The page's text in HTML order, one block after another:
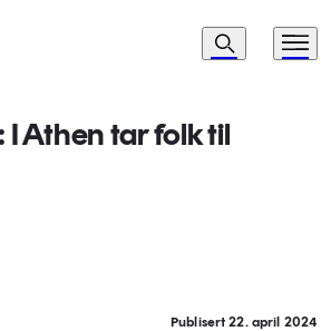
Navigasjon
Søk Meny
I Athen tar folk til
Publisert 22. april 2024